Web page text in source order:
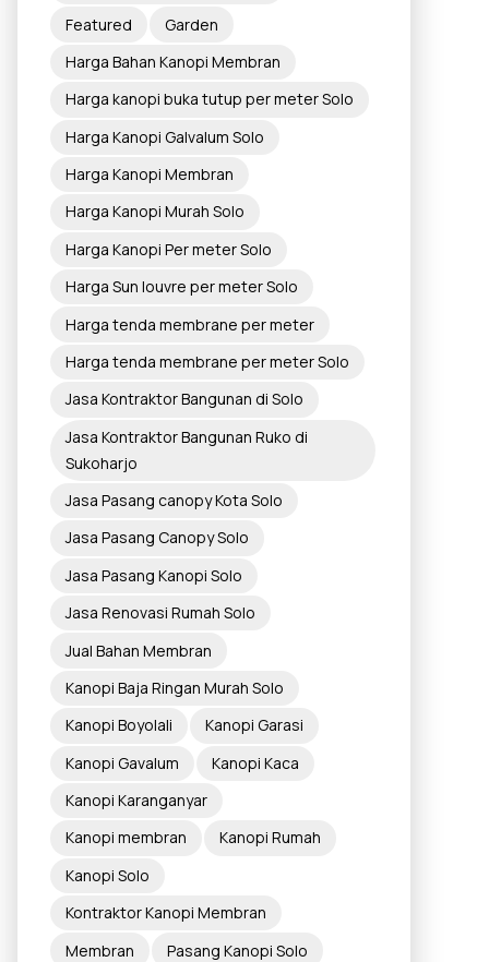
Featured
Garden
Harga Bahan Kanopi Membran
Harga kanopi buka tutup per meter Solo
Harga Kanopi Galvalum Solo
Harga Kanopi Membran
Harga Kanopi Murah Solo
Harga Kanopi Per meter Solo
Harga Sun louvre per meter Solo
Harga tenda membrane per meter
Harga tenda membrane per meter Solo
Jasa Kontraktor Bangunan di Solo
Jasa Kontraktor Bangunan Ruko di
Sukoharjo
Jasa Pasang canopy Kota Solo
Jasa Pasang Canopy Solo
Jasa Pasang Kanopi Solo
Jasa Renovasi Rumah Solo
Jual Bahan Membran
Kanopi Baja Ringan Murah Solo
Kanopi Boyolali
Kanopi Garasi
Kanopi Gavalum
Kanopi Kaca
Kanopi Karanganyar
Kanopi membran
Kanopi Rumah
Kanopi Solo
Kontraktor Kanopi Membran
Membran
Pasang Kanopi Solo